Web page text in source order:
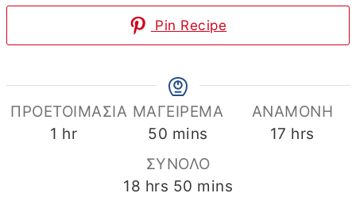
Pin Recipe
ΠΡΟΕΤΟΙΜΑΣΊΑ
1 hour
hr
ΜΑΓΕΊΡΕΜΑ
50 minutes
mins
ΑΝΑΜΟΝΉ
17 hours
hrs
ΣΥΝΟΛΟ
18 hours
hrs 50 minutes
mins